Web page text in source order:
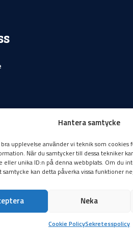
Hantera samtycke
bra upplevelse använder vi teknik som cookies
När du samtycker till dessa tekniker
eller unika ID:n på denna webbplats. Om du
samtycke kan detta påverka vissa funktioner
Neka
Cookie PolicySekretesspolicy
Privacy Policy